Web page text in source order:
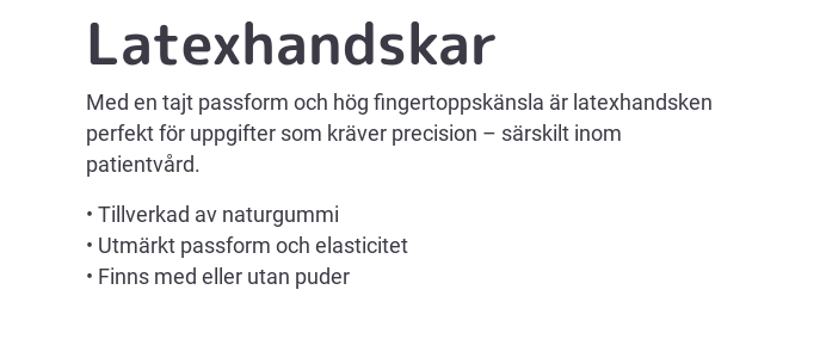
Latexhandskar
Med en tajt passform och hög fingertoppskänsla är latexhandsken
perfekt för uppgifter som kräver precision – särskilt inom
patientvård.
• Tillverkad av naturgummi
• Utmärkt passform och elasticitet
• Finns med eller utan puder